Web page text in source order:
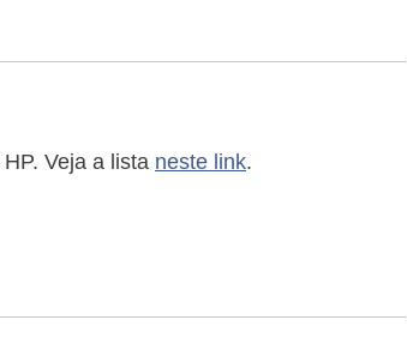
Veja a lista neste link.